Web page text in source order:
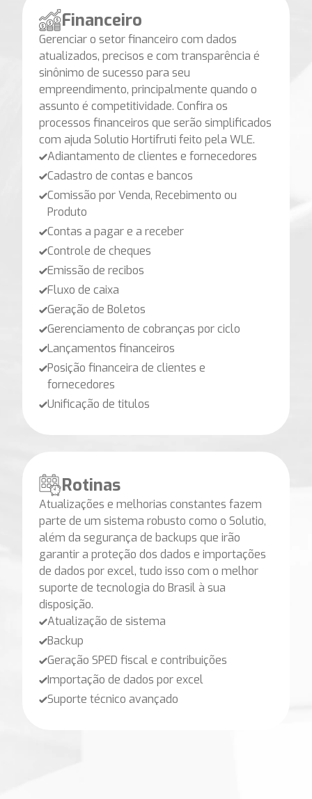
Financeiro
Gerenciar o setor financeiro com dados
atualizados, precisos e com transparência é
sinônimo de sucesso para seu
empreendimento, principalmente quando o
assunto é competitividade. Confira os
processos financeiros que serão simplificados
com ajuda Solutio Hortifruti feito pela WLE.
Adiantamento de clientes e fornecedores
Cadastro de contas e bancos
Comissão por Venda, Recebimento ou
Produto
Contas a pagar e a receber
Controle de cheques
Emissão de recibos
Fluxo de caixa
Geração de Boletos
Gerenciamento de cobranças por ciclo
Lançamentos financeiros
Posição financeira de clientes e
fornecedores
Unificação de titulos
Rotinas
Atualizações e melhorias constantes fazem
parte de um sistema robusto como o Solutio,
além da segurança de backups que irão
garantir a proteção dos dados e importações
de dados por excel, tudo isso com o melhor
suporte de tecnologia do Brasil à sua
disposição.
Atualização de sistema
Backup
Geração SPED fiscal e contribuições
Importação de dados por excel
Suporte técnico avançado